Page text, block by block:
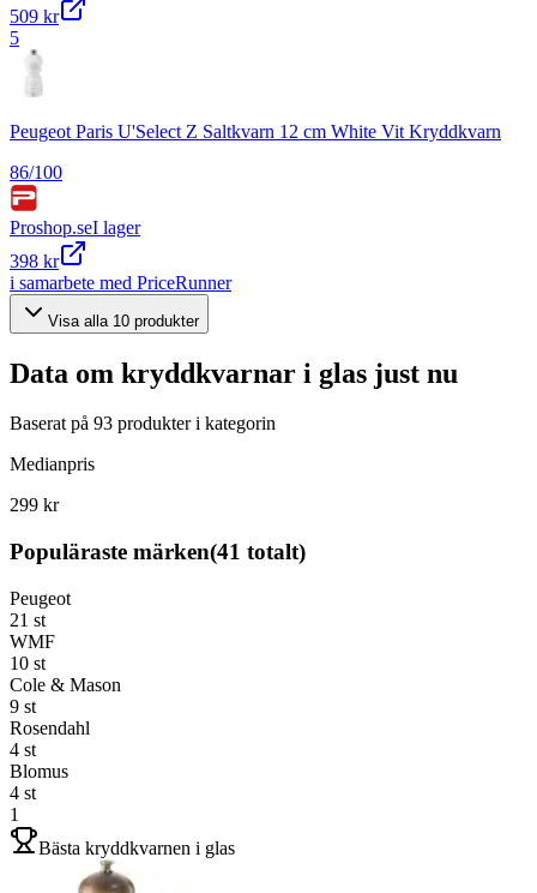
509 kr
5
Peugeot Paris U'Select Z Saltkvarn 12 cm White Vit Kryddkvarn
86/100
Proshop.seI lager
398 kr
i samarbete med PriceRunner
Visa alla 10 produkter
Data om kryddkvarnar i glas just nu
Baserat på 93 produkter i kategorin
Medianpris
299 kr
Populäraste märken(41 totalt)
Peugeot
21 st
WMF
10 st
Cole & Mason
9 st
Rosendahl
4 st
Blomus
4 st
1
Bästa kryddkvarnen i glas